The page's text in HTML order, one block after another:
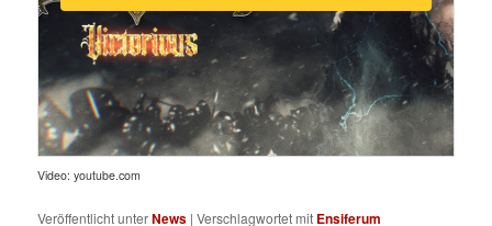
Video: youtube.com
Veröffentlicht unterNews |Verschlagwortet mit Ensiferum